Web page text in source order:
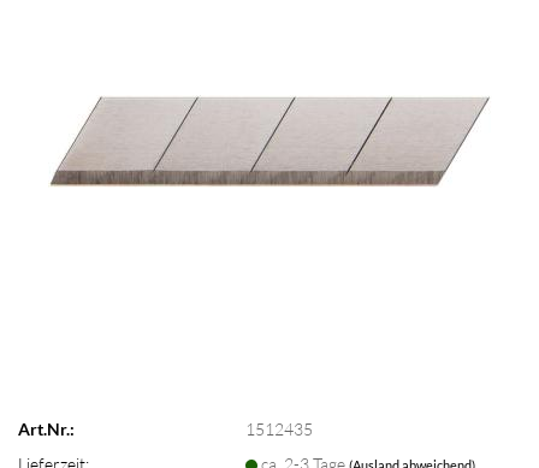
Art.Nr.:
1512435
Lieferzeit:
ca. 2-3 Tage(Ausland abweichend)